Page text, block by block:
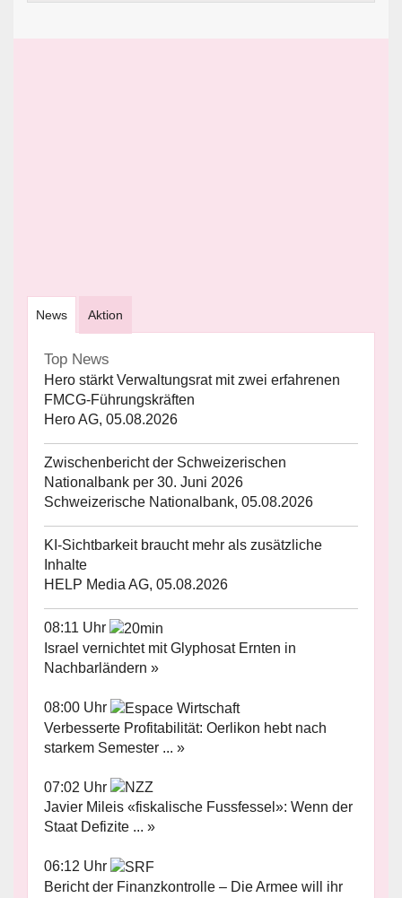
News Aktion
Top News
Hero stärkt Verwaltungsrat mit zwei erfahrenen
FMCG-Führungskräften
Hero AG, 05.08.2026
Zwischenbericht der Schweizerischen
Nationalbank per 30. Juni 2026
Schweizerische Nationalbank, 05.08.2026
KI-Sichtbarkeit braucht mehr als zusätzliche
Inhalte
HELP Media AG, 05.08.2026
08:11 Uhr
Israel vernichtet mit Glyphosat Ernten in
Nachbarländern »
08:00 Uhr
Verbesserte Profitabilität: Oerlikon hebt nach
starkem Semester ... »
07:02 Uhr
Javier Mileis «fiskalische Fussfessel»: Wenn der
Staat Defizite ... »
06:12 Uhr
Bericht der Finanzkontrolle – Die Armee will ihr